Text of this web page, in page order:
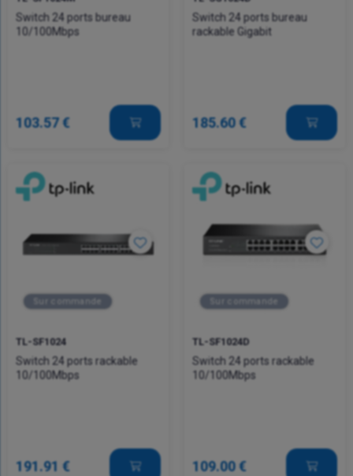
Switch 24 ports bureau
10/100Mbps
103.57 €
Switch 24 ports bureau
rackable Gigabit
185.60 €
Sur commande
TL-SF1024
Switch 24 ports rackable
10/100Mbps
191.91 €
Sur commande
TL-SF1024D
Switch 24 ports rackable
10/100Mbps
109.00 €